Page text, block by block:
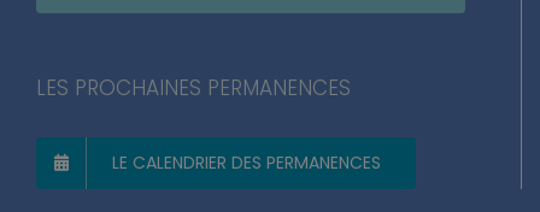
LES PROCHAINES PERMANENCES
LE CALENDRIER DES PERMANENCES